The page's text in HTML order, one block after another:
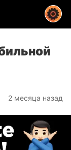
2 месяца назад